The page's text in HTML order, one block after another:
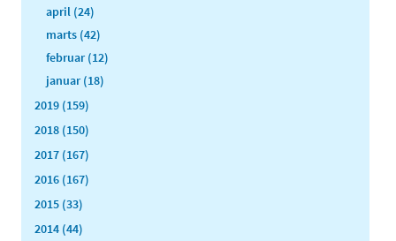
april (24)
marts (42)
februar (12)
januar (18)
2019 (159)
2018 (150)
2017 (167)
2016 (167)
2015 (33)
2014 (44)